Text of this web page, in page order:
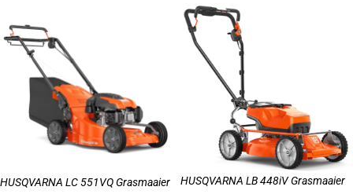
HUSQVARNA LC 551VQ Grasmaaier HUSQVARNA LB 448iV Grasmaaier